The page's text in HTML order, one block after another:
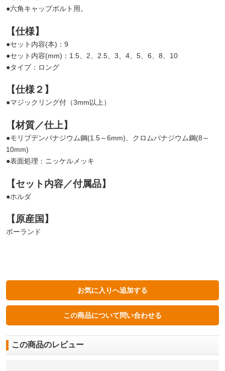
●六角キャップボルト用。
【仕様】
●セット内容(本)：9
●セット内容(mm)：1.5、2、2.5、3、4、5、6、8、10
●タイプ：ロング
【仕様２】
●マジックリング付（3mm以上）
【材質／仕上】
●モリブデンバナジウム鋼(1.5～6mm)、クロムバナジウム鋼(8～
10mm)
●表面処理：ニッケルメッキ
【セット内容／付属品】
●ホルダ
【原産国】
ポーランド
この商品のレビュー